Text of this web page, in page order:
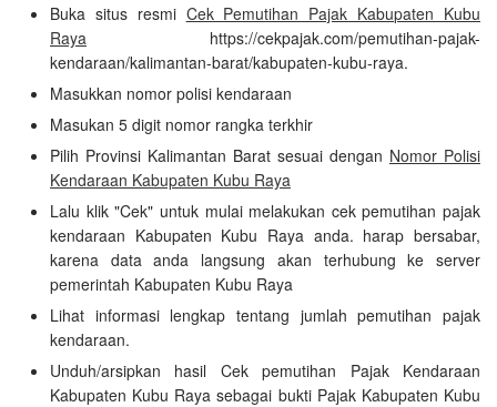
Buka situs resmi Cek Pemutihan Pajak Kabupaten Kubu
Raya https://cekpajak.com/pemutihan-pajak-
kendaraan/kalimantan-barat/kabupaten-kubu-raya.
Masukkan nomor polisi kendaraan
Masukan 5 digit nomor rangka terkhir
Pilih Provinsi Kalimantan Barat sesuai dengan Nomor Polisi
Kendaraan Kabupaten Kubu Raya
Lalu klik "Cek" untuk mulai melakukan cek pemutihan pajak
kendaraan Kabupaten Kubu Raya anda. harap bersabar,
karena data anda langsung akan terhubung ke server
pemerintah Kabupaten Kubu Raya
Lihat informasi lengkap tentang jumlah pemutihan pajak
kendaraan.
Unduh/arsipkan hasil Cek pemutihan Pajak Kendaraan
Kabupaten Kubu Raya sebagai bukti Pajak Kabupaten Kubu